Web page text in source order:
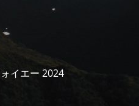
イエー 2024